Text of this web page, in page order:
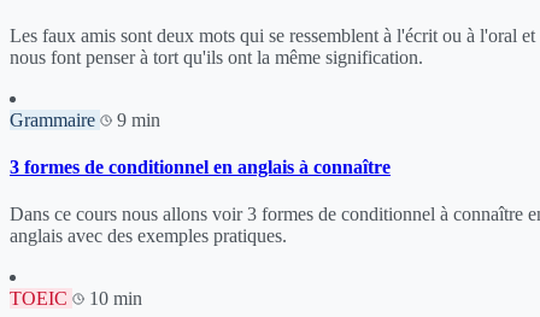
Les faux amis sont deux mots qui se ressemblent à l'écrit ou à l'oral et
nous font penser à tort qu'ils ont la même signification.
Grammaire 9 min
3 formes de conditionnel en anglais à connaître
Dans ce cours nous allons voir 3 formes de conditionnel à connaître
anglais avec des exemples pratiques.
TOEIC 10 min